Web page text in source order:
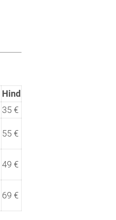
Hind
35 €
55 €
49 €
69 €